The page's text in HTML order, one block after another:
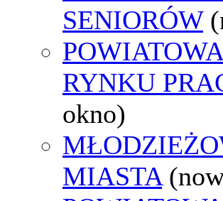
SENIORÓW
RYNKU
okno)
MIASTA